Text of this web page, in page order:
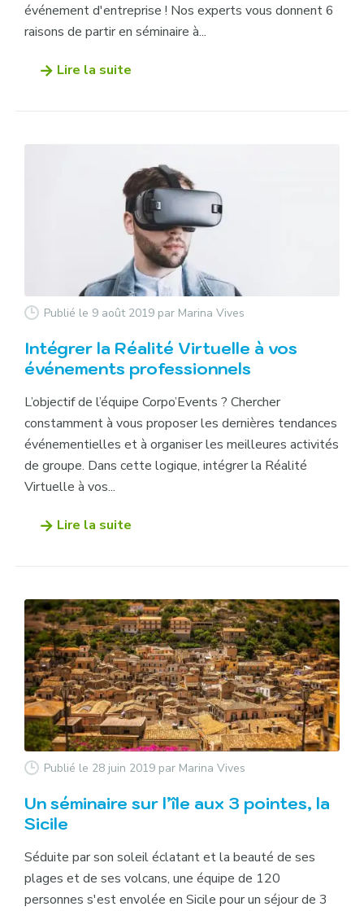
événement d'entreprise ! Nos experts vous donnent 6
raisons de partir en séminaire à...
Lire la suite
Publié le 9 août 2019 par Marina Vives
Intégrer la Réalité Virtuelle à vos
événements professionnels
L’objectif de l’équipe Corpo’Events ? Chercher
constamment à vous proposer les dernières tendances
événementielles et à organiser les meilleures activités
de groupe. Dans cette logique, intégrer la Réalité
Virtuelle à vos...
Lire la suite
Publié le 28 juin 2019 par Marina Vives
Un séminaire sur l’île aux 3 pointes, la
Sicile
Séduite par son soleil éclatant et la beauté de ses
plages et de ses volcans, une équipe de 120
personnes s'est envolée en Sicile pour un séjour de 3